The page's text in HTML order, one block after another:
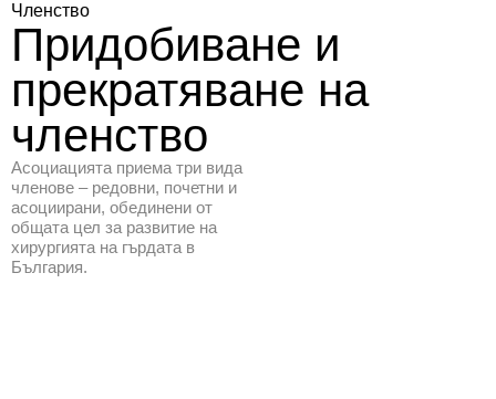
Членство
Придобиване и
прекратяване на
членство
Асоциацията приема три вида
членове – редовни, почетни и
асоциирани, обединени от
общата цел за развитие на
хирургията на гърдата в
България.